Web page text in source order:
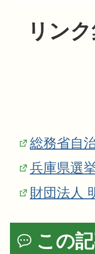
リン
総務省自
兵庫県選
財団法人
この